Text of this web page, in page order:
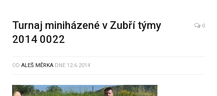
Turnaj miniházené v Zubří týmy
2014 0022
0
OD ALEŠ MĚRKA DNE 12.6.2014